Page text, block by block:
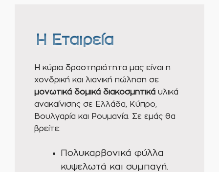
Η Εταιρεία
Η κύρια δραστηριότητα μας είναι η
χονδρική και λιανική πώληση σε
μονωτικά δομικά διακοσμητικά υλικά
ανακαίνισης σε Ελλάδα, Κύπρο,
Βουλγαρία και Ρουμανία. Σε εμάς θα
βρείτε:
Πολυκαρβονικά φύλλα
κυψελωτά και συμπαγή.